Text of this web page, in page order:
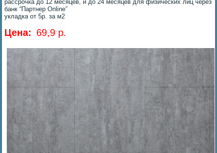
рассрочка до 12 месяцев, и до 24 месяцев для физических лиц через
банк “Партнер Online”
укладка от 5р. за м2
Цена: 69,9 p.